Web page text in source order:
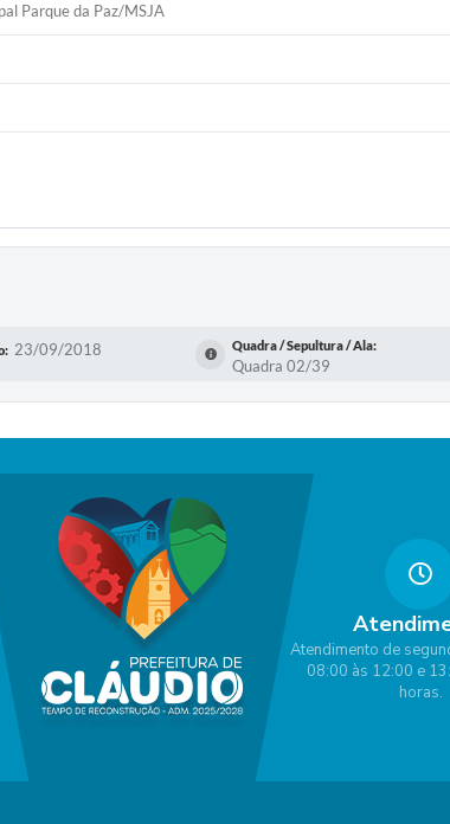
Parque da Paz/MSJA
23/09/2018 Quadra / Sepultura / Ala:
Quadra 02/39
Atendimento de
08:00 às 12:00 e
horas.